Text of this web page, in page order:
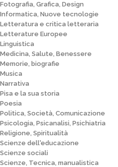
Fotografia, Grafica, Design
Informatica, Nuove tecnologie
Letteratura e critica letteraria
Letterature Europee
Linguistica
Medicina, Salute, Benessere
Memorie, biografie
Musica
Narrativa
Pisa e la sua storia
Poesia
Politica, Società, Comunicazione
Psicologia, Psicanalisi, Psichiatria
Religione, Spiritualità
Scienze dell'educazione
Scienze sociali
Scienze, Tecnica, manualistica